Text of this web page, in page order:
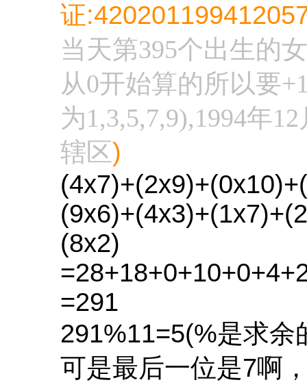
证
当天第395个出生的
从0开始算的所以要
为1,3,5,7,9),1994年
辖区)
(8x2)
=291
291%11=5(%是求余
可是最后一位是7啊